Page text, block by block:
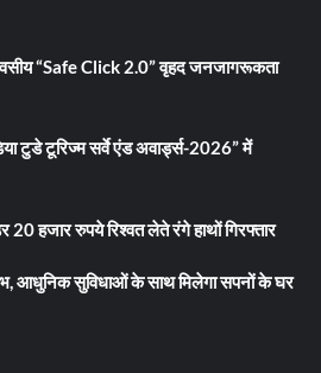
“Safe Click 2.0” वृहद जनजागरूकता
टुडे टूरिज्म सर्वे एंड अवार्ड्स-2026” में
20 हजार रुपये रिश्वत लेते रंगे हाथों गिरफ्तार
आधुनिक सुविधाओं के साथ मिलेगा सपनों के घर